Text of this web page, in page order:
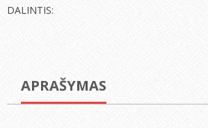
DALINTIS:
APRAŠYMAS